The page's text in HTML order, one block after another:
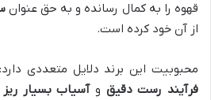
قهوه را به کمال رسانده و به حق عنوان
از آن خود کرده است.
محبوبیت این برند دلایل متعددی
فرآیند رست دقیق وآسیاب بسیار ریز